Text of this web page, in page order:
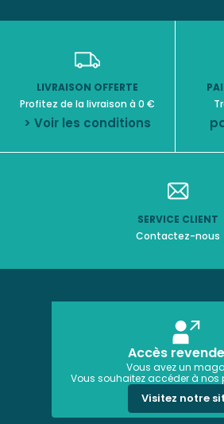
LIVRAISON OFFERTE
Profitez de la livraison à 0 €
> Voir les conditions
SERVICE CLIENT
Contactez-nous
Accès
Vous avez un
Vous souhaitez accéder à nos
Visitez notre